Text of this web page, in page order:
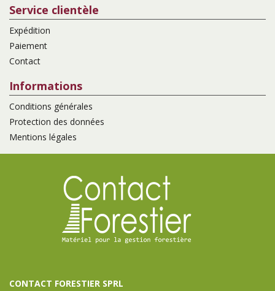
Service clientèle
Expédition
Paiement
Contact
Informations
Conditions générales
Protection des données
Mentions légales
CONTACT FORESTIER SPRL